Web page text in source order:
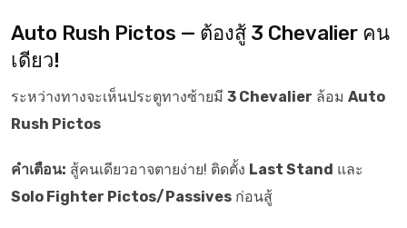
Auto Rush Pictos — ต้องสู้ 3 Chevalier คน
เดียว!
ระหว่างทางจะเห็นประตูทางซ้ายมี 3 Chevalier ล้อม Auto
Rush Pictos
คำเตือน: สู้คนเดียวอาจตายง่าย! ติดตั้ง Last Stand และ
Solo Fighter Pictos/Passives ก่อนสู้